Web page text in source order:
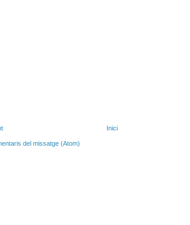
Inici
del missatge (Atom)